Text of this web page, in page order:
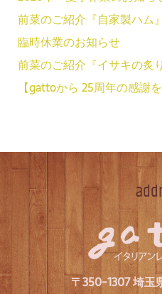
前菜のご紹介『自家製ハム』
臨時休業のお知らせ
前菜のご紹介『イサキの炙
【gattoから 25周年の感謝
〒350-1307 埼玉